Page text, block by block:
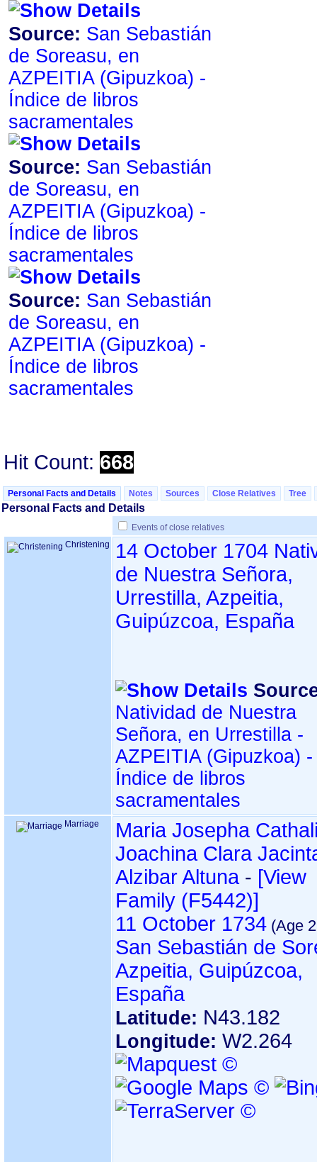
Source: San Sebastián
de Soreasu, en
AZPEITIA ‏(Gipuzkoa)‏ -
Índice de libros
sacramentales
Source: San Sebastián
de Soreasu, en
AZPEITIA ‏(Gipuzkoa)‏ -
Índice de libros
sacramentales
Source: San Sebastián
de Soreasu, en
AZPEITIA ‏(Gipuzkoa)‏ -
Índice de libros
sacramentales
Hit Count: 668
Personal Facts and Details Notes Sources Close Relatives Tree
Personal Facts and Details
Events of close relatives
Christening
14 October 1704
de Nuestra Señora,
Urrestilla, Azpeitia,
Guipúzcoa, España
Natividad de Nuestra
Señora, en Urrestilla -
AZPEITIA ‏(Gipuzkoa)‏ -
Índice de libros
sacramentales
Marriage
Maria Josepha
Joachina Clara
Alzibar Altuna- ‎[View
Family ‎(F5442)‎‎]
11 October 1734
San Sebastián de
Azpeitia, Guipúzcoa,
España
Latitude: N43.182
Longitude: W2.264